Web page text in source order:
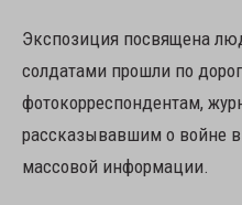
Экспозиция посвящена
солдатами прошли по
фотокорреспондентам,
рассказывавшим о войне в
массовой информации.